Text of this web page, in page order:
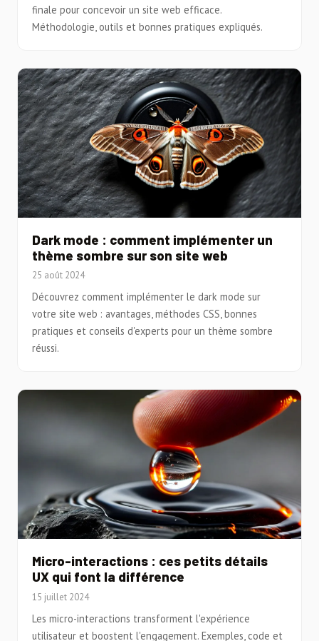
finale pour concevoir un site web efficace.
Méthodologie, outils et bonnes pratiques expliqués.
Dark mode : comment implémenter un
thème sombre sur son site web
25 août 2024
Découvrez comment implémenter le dark mode sur
votre site web : avantages, méthodes CSS, bonnes
pratiques et conseils d'experts pour un thème sombre
réussi.
Micro-interactions : ces petits détails
UX qui font la différence
15 juillet 2024
Les micro-interactions transforment l'expérience
utilisateur et boostent l'engagement. Exemples, code et